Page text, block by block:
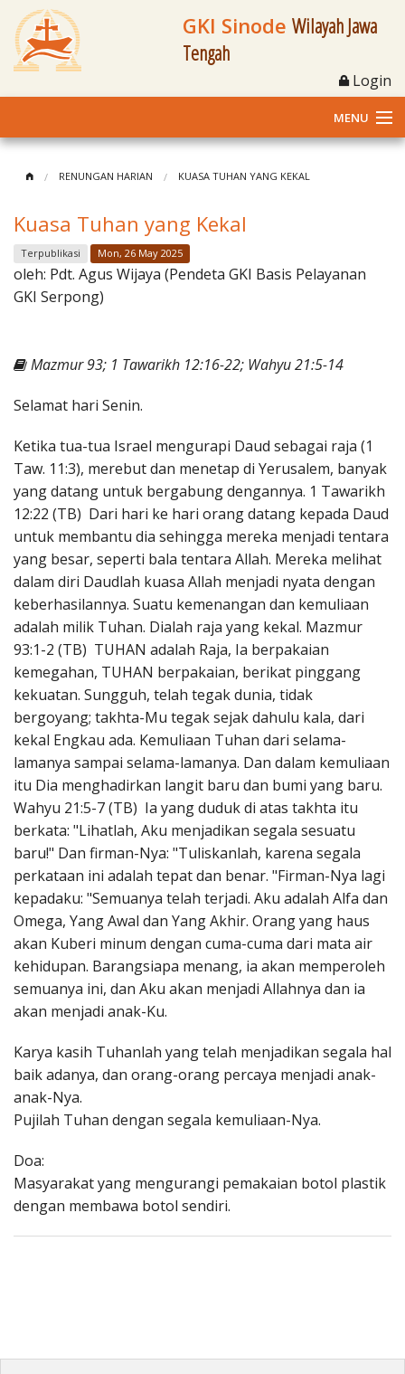
GKI Sinode Wilayah Jawa
Tengah
Login
MENU
Klasis dan Jemaat
Berita Kegiatan
Materi
RENUNGAN HARIAN KUASA TUHAN YANG KEKAL
Kuasa Tuhan yang Kekal
Terpublikasi Mon, 26 May 2025
oleh: Pdt. Agus Wijaya (Pendeta GKI Basis Pelayanan
GKI Serpong)
Mazmur 93; 1 Tawarikh 12:16-22; Wahyu 21:5-14
Selamat hari Senin.
Ketika tua-tua Israel mengurapi Daud sebagai raja (1
Taw. 11:3), merebut dan menetap di Yerusalem, banyak
yang datang untuk bergabung dengannya. 1 Tawarikh
12:22 (TB) Dari hari ke hari orang datang kepada Daud
untuk membantu dia sehingga mereka menjadi tentara
yang besar, seperti bala tentara Allah. Mereka melihat
dalam diri Daudlah kuasa Allah menjadi nyata dengan
keberhasilannya. Suatu kemenangan dan kemuliaan
adalah milik Tuhan. Dialah raja yang kekal. Mazmur
93:1-2 (TB) TUHAN adalah Raja, Ia berpakaian
kemegahan, TUHAN berpakaian, berikat pinggang
kekuatan. Sungguh, telah tegak dunia, tidak
bergoyang; takhta-Mu tegak sejak dahulu kala, dari
kekal Engkau ada. Kemuliaan Tuhan dari selama-
lamanya sampai selama-lamanya. Dan dalam kemuliaan
itu Dia menghadirkan langit baru dan bumi yang baru.
Wahyu 21:5-7 (TB) Ia yang duduk di atas takhta itu
berkata: "Lihatlah, Aku menjadikan segala sesuatu
baru!" Dan firman-Nya: "Tuliskanlah, karena segala
perkataan ini adalah tepat dan benar. "Firman-Nya lagi
kepadaku: "Semuanya telah terjadi. Aku adalah Alfa dan
Omega, Yang Awal dan Yang Akhir. Orang yang haus
akan Kuberi minum dengan cuma-cuma dari mata air
kehidupan. Barangsiapa menang, ia akan memperoleh
semuanya ini, dan Aku akan menjadi Allahnya dan ia
akan menjadi anak-Ku.
Karya kasih Tuhanlah yang telah menjadikan segala hal
baik adanya, dan orang-orang percaya menjadi anak-
anak-Nya.
Pujilah Tuhan dengan segala kemuliaan-Nya.
Doa:
Masyarakat yang mengurangi pemakaian botol plastik
dengan membawa botol sendiri.